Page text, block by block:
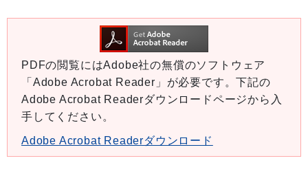
PDFの閲覧にはAdobe社の無償のソフトウェア
「Adobe Acrobat Reader」が必要です。下記の
Adobe Acrobat Readerダウンロードページから入
手してください。
Adobe Acrobat Readerダウンロード